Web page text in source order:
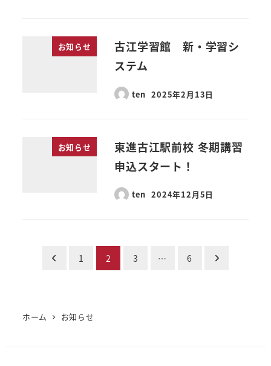
お知らせ
古江学習館 新・学習シ
ステム
ten 2025年2月13日
お知らせ
東進古江駅前校 冬期講習
申込スタート！
ten 2024年12月5日
1 2 3 … 6
ホーム お知らせ